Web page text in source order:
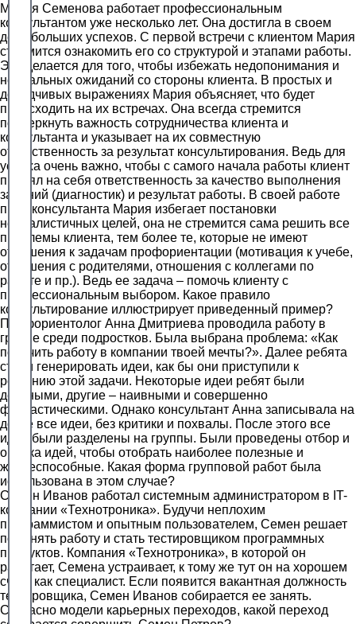
Мария Семенова работает профессиональным
консультантом уже несколько лет. Она достигла в своем
деле больших успехов. С первой встречи с клиентом Мария
стремится ознакомить его со структурой и этапами работы.
Это делается для того, чтобы избежать недопонимания и
нереальных ожиданий со стороны клиента. В простых и
доходчивых выражениях Мария объясняет, что будет
происходить на их встречах. Она всегда стремится
подчеркнуть важность сотрудничества клиента и
консультанта и указывает на их совместную
ответственность за результат консультирования. Ведь для
успеха очень важно, чтобы с самого начала работы клиент
принял на себя ответственность за качество выполнения
заданий (диагностик) и результат работы. В своей работе
профконсультанта Мария избегает постановки
нереалистичных целей, она не стремится сама решить все
проблемы клиента, тем более те, которые не имеют
отношения к задачам профориентации (мотивация к учебе,
отношения с родителями, отношения с коллегами по
работе и пр.). Ведь ее задача – помочь клиенту с
профессиональным выбором. Какое правило
консультирование иллюстрирует приведенный пример?
Профориентолог Анна Дмитриева проводила работу в
группе среди подростков. Была выбрана проблема: «Как
получить работу в компании твоей мечты?». Далее ребята
стали генерировать идеи, как бы они приступили к
решению этой задачи. Некоторые идеи ребят были
дельными, другие – наивными и совершенно
фантастическими. Однако консультант Анна записывала на
доске все идеи, без критики и похвалы. После этого все
идеи были разделены на группы. Были проведены отбор и
оценка идей, чтобы отобрать наиболее полезные и
жизнеспособные. Какая форма групповой работ была
использована в этом случае?
Семен Иванов работал системным администратором в IT-
компании «Технотроника». Будучи неплохим
программистом и опытным пользователем, Семен решает
поменять работу и стать тестировщиком программных
продуктов. Компания «Технотроника», в которой он
работает, Семена устраивает, к тому же тут он на хорошем
счету как специалист. Если появится вакантная должность
тестировщика, Семен Иванов собирается ее занять.
Согласно модели карьерных переходов, какой переход